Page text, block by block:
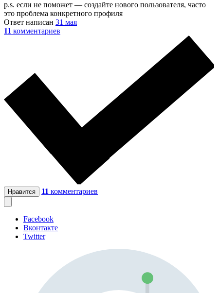
p.s. если не поможет — создайте нового пользователя, часто
это проблема конкретного профиля
Ответ написан 31 мая
11 комментариев
Нравится 11 комментариев
Facebook
Вконтакте
Twitter